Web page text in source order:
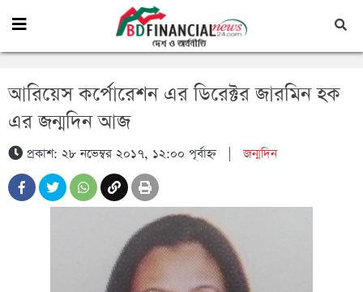
আরিয়েস কর্পোরেশন এর ডিরেক্টর জারমিন হক
এর জন্মদিন আজ
প্রকাশ: ২৮ নভেম্বর ২০১৭, ১২:০০ পূর্বাহ্ন|জন্মদিন